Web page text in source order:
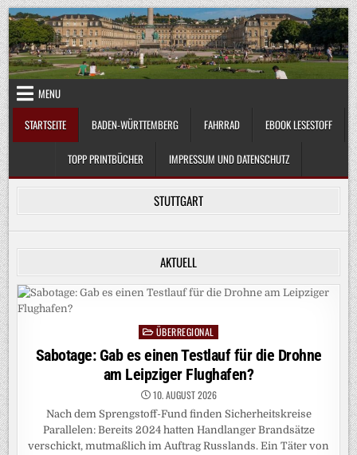
Skip
to
content
MENU
STARTSEITE
BADEN-WÜRTTEMBERG FAHRRAD EBOOK LESESTOFF
TOPP PRINTBÜCHER IMPRESSUM UND DATENSCHUTZ
STUTTGART
AKTUELL
PostedÜBERREGIONAL
Sabotage: Gab es einen Testlauf für die Drohne
am Leipziger Flughafen?
10. AUGUST 2026
Nach dem Sprengstoff-Fund finden Sicherheitskreise
Parallelen: Bereits 2024 hatten Handlanger Brandsätze
verschickt, mutmaßlich im Auftrag Russlands. Ein Täter von